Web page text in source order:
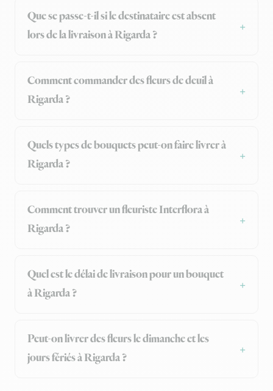
Que se passe-t-il si le destinataire est absent
lors de la livraison à Rigarda ?
Comment commander des fleurs de deuil à
Rigarda ?
Quels types de bouquets peut-on faire livrer à
Rigarda ?
Comment trouver un fleuriste Interflora à
Rigarda ?
Quel est le délai de livraison pour un bouquet
à Rigarda ?
Peut-on livrer des fleurs le dimanche et les
jours fériés à Rigarda ?